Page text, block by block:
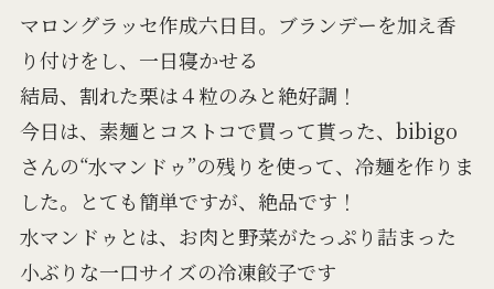
マロングラッセ作成六日目。ブランデーを加え香
り付けをし、一日寝かせる
結局、割れた栗は４粒のみと絶好調！
今日は、素麺とコストコで買って貰った、bibigo
さんの“水マンドゥ”の残りを使って、冷麺を作りま
した。とても簡単ですが、絶品です！
水マンドゥとは、お肉と野菜がたっぷり詰まった
小ぶりな一口サイズの冷凍餃子です